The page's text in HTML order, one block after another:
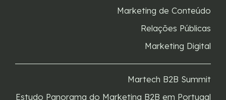
Marketing de Conteúdo
Relações Públicas
Marketing Digital
Martech B2B Summit
Estudo Panorama do Marketing B2B em Portugal